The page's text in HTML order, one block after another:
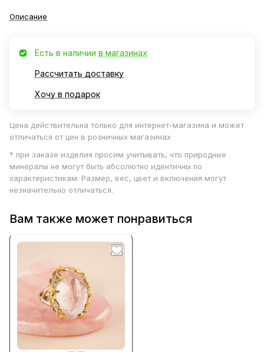
Описание
Есть в наличии в магазинах
Рассчитать доставку
Хочу в подарок
Цена действительна только для интернет-магазина и может
отличаться от цен в розничных магазинах
* при заказе изделия просим учитывать, что природные
минералы не могут быть абсолютно идентичны по
характеристикам. Размер, вес, цвет и включения могут
незначительно отличаться.
Вам также может понравиться